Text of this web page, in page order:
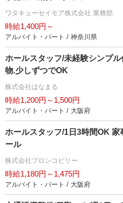
ワタキューセイモア株式会社 業務部
時給1,400円～
アルバイト・パート / 神奈川県
ホールスタッフ/未経験シンプ
物.少しずつでOK
株式会社はなまる
時給1,200円～1,500円
アルバイト・パート / 大阪府
ホールスタッフ/1日3時間OK
ール
株式会社ブロンコビリー
時給1,180円～1,475円
アルバイト・パート / 大阪府